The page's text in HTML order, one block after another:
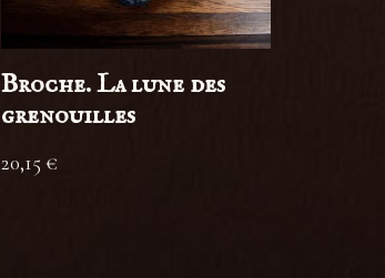
Broche. La lune des
grenouilles
20,15€